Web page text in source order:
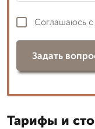
Соглашаюсь с
Задать
Тарифы и